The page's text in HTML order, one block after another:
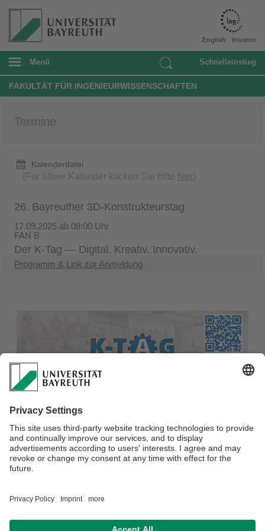
Intranet
English
Menü Schnelleinstieg
FAKULTÄT FÜR INGENIEURWISSENSCHAFTEN
Termine
Kalenderdatei
(Für ältere Kalender klicken Sie bitte hier)
26. Bayreuther 3D-Konstrukteurstag
17.09.2025 ab 08:00 Uhr
FAN B
Der K-Tag — Digital. Kreativ. Innovativ.
Programm & Link zur Anmeldung